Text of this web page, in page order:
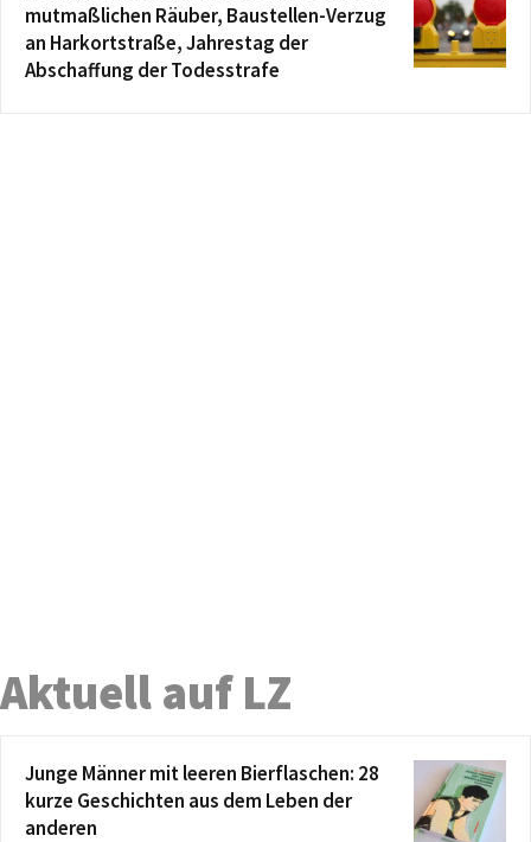
mutmaßlichen Räuber, Baustellen-Verzug
an Harkortstraße, Jahrestag der
Abschaffung der Todesstrafe
Aktuell auf LZ
Junge Männer mit leeren Bierflaschen: 28
kurze Geschichten aus dem Leben der
anderen